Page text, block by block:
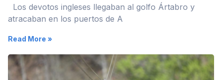
Los devotos ingleses llegaban al golfo Ártabro y
atracaban en los puertos de A
Read More »